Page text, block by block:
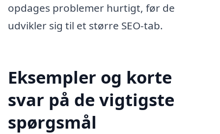
opdages problemer hurtigt, før de
udvikler sig til et større SEO-tab.
Eksempler og korte
svar på de vigtigste
spørgsmål